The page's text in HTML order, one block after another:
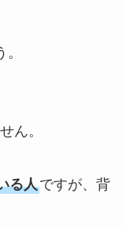
ん。
る人ですが、背